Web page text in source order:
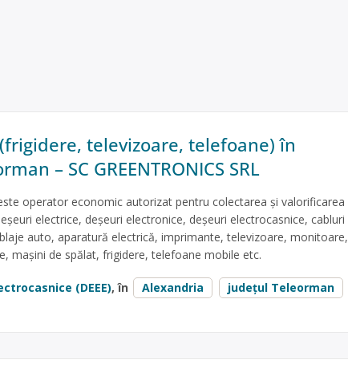
(frigidere, televizoare, telefoane) în
– SC GREENTRONICS SRL
este operator economic autorizat pentru colectarea și valorificarea
electrice, deșeuri electronice, deșeuri electrocasnice, cabluri
auto, aparatură electrică, imprimante, televizoare, monitoare,
mașini de spălat, frigidere, telefoane mobile etc.
(DEEE), în Alexandria județul Teleorman